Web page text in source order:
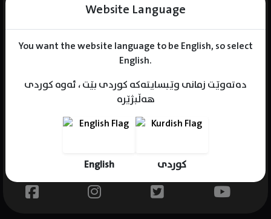
Website Language
You want the website language to be English, so select
English.
دەتەوێت زمانی وێبسایتەکە کوردی بێت ، ئەوە کوردی
هەڵبژێرە
English کوردی
Gender : female
Place of birth : Philippines